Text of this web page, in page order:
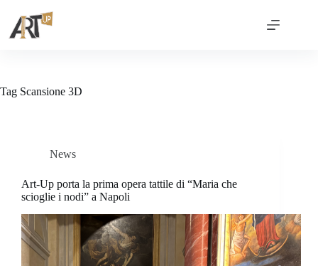
Tag Scansione 3D
News
Art-Up porta la prima opera tattile di “Maria che
scioglie i nodi” a Napoli